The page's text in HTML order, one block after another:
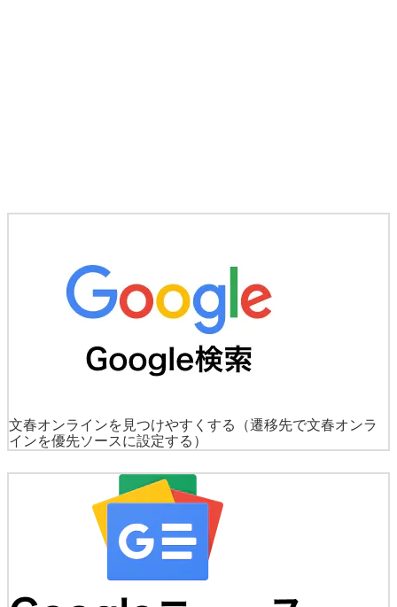
文春オンラインを見つけやすくする
（遷移先で文春オンラ
インを優先ソースに設定する）